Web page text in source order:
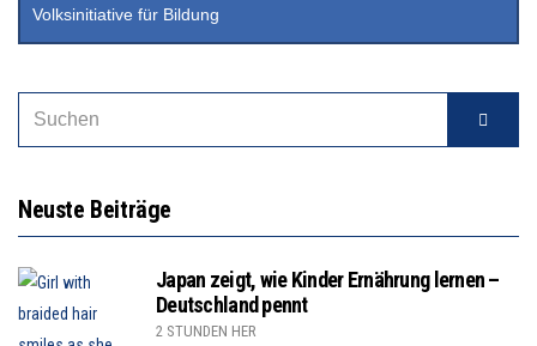
Volksinitiative für Bildung
Neuste Beiträge
Japan zeigt, wie Kinder Ernährung lernen –
Deutschland pennt
2 STUNDEN HER